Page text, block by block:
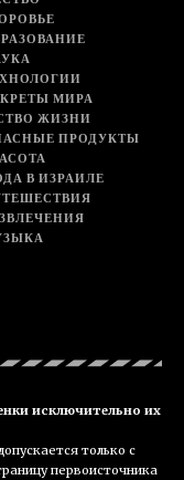
МИРА
ЖИЗНИ
ПРОДУКТЫ
В ИЗРАИЛЕ
исключительно их
только с
первоисточника